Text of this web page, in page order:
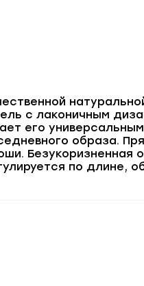
с лаконичным
его
образа.
Безукоризненная
по длине,